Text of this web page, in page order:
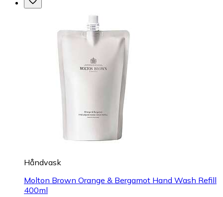
Håndvask
Molton Brown Orange & Bergamot Hand Wash Refill
400ml